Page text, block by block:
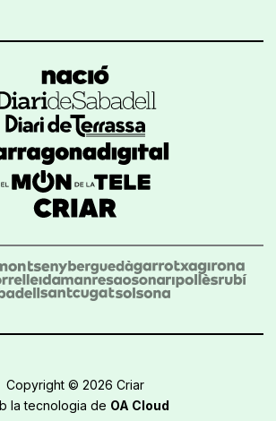
Copyright © 2026 Criar
la tecnologia de OA Cloud